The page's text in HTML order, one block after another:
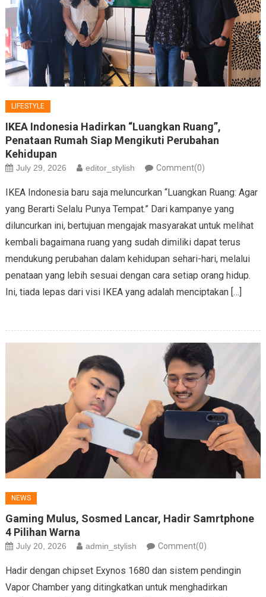
LIFESTYLE
IKEA Indonesia Hadirkan “Luangkan Ruang”,
Penataan Rumah Siap Mengikuti Perubahan
Kehidupan
July 29, 2026 editor_stylish Comment(0)
IKEA Indonesia baru saja meluncurkan “Luangkan Ruang: Agar
yang Berarti Selalu Punya Tempat.” Dari kampanye yang
diluncurkan ini, bertujuan mengajak masyarakat untuk melihat
kembali bagaimana ruang yang sudah dimiliki dapat terus
mendukung perubahan dalam kehidupan sehari-hari, melalui
penataan yang lebih sesuai dengan cara setiap orang hidup.
Ini, tiada lepas dari visi IKEA yang adalah menciptakan […]
NEWS
Gaming Mulus, Sosmed Lancar, Hadir Samrtphone
4 Pilihan Warna
July 20, 2026 admin_stylish Comment(0)
Hadir dengan chipset Exynos 1680 dan sistem pendingin
Vapor Chamber yang ditingkatkan untuk menghadirkan